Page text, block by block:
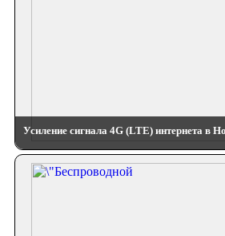
Усиление сигнала 4G (LTE) интернета в